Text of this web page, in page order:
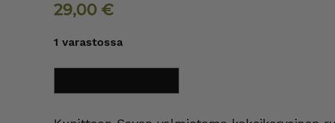
29,00 €
1 varastossa
kaksikorvainen